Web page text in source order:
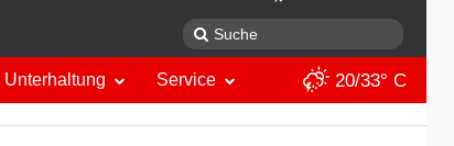
Unterhaltung Service 20/33° C